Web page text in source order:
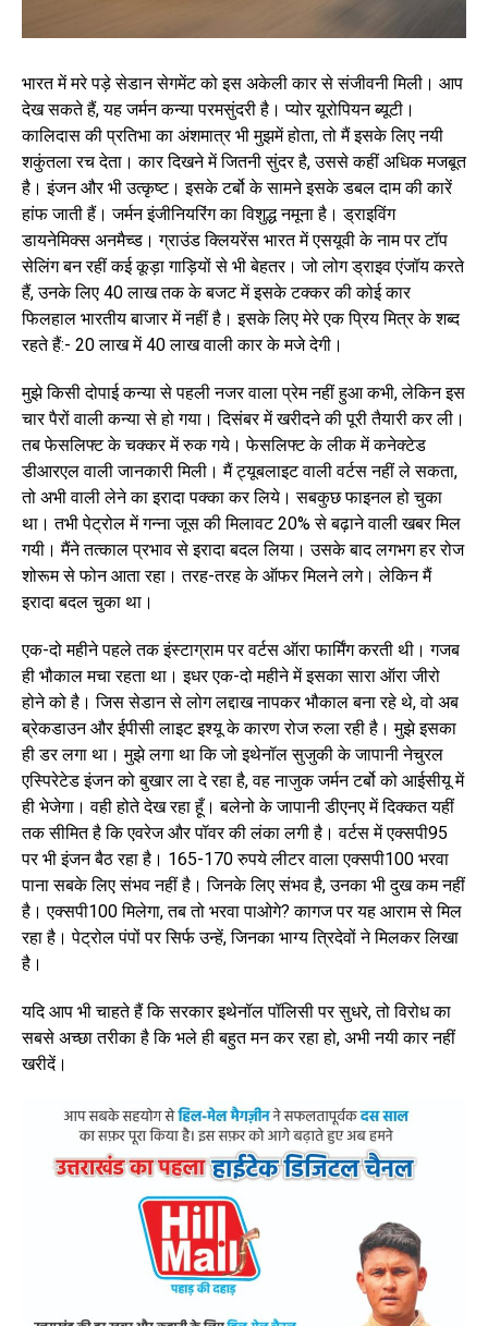
भारत में मरे पड़े सेडान सेगमेंट को इस अकेली कार से संजीवनी मिली। आप
देख सकते हैं, यह जर्मन कन्या परमसुंदरी है। प्योर यूरोपियन ब्यूटी।
कालिदास की प्रतिभा का अंशमात्र भी मुझमें होता, तो मैं इसके लिए नयी
शकुंतला रच देता। कार दिखने में जितनी सुंदर है, उससे कहीं अधिक मजबूत
है। इंजन और भी उत्कृष्ट। इसके टर्बो के सामने इसके डबल दाम की कारें
हांफ जाती हैं। जर्मन इंजीनियरिंग का विशुद्ध नमूना है। ड्राइविंग
डायनेमिक्स अनमैच्ड। ग्राउंड क्लियरेंस भारत में एसयूवी के नाम पर टॉप
सेलिंग बन रहीं कई कूड़ा गाड़ियों से भी बेहतर। जो लोग ड्राइव एंजॉय करते
हैं, उनके लिए 40 लाख तक के बजट में इसके टक्कर की कोई कार
फिलहाल भारतीय बाजार में नहीं है। इसके लिए मेरे एक प्रिय मित्र के शब्द
रहते हैं:- 20 लाख में 40 लाख वाली कार के मजे देगी।
मुझे किसी दोपाई कन्या से पहली नजर वाला प्रेम नहीं हुआ कभी, लेकिन इस
चार पैरों वाली कन्या से हो गया। दिसंबर में खरीदने की पूरी तैयारी कर ली।
तब फेसलिफ्ट के चक्कर में रुक गये। फेसलिफ्ट के लीक में कनेक्टेड
डीआरएल वाली जानकारी मिली। मैं ट्यूबलाइट वाली वर्टस नहीं ले सकता,
तो अभी वाली लेने का इरादा पक्का कर लिये। सबकुछ फाइनल हो चुका
था। तभी पेट्रोल में गन्ना जूस की मिलावट 20% से बढ़ाने वाली खबर मिल
गयी। मैंने तत्काल प्रभाव से इरादा बदल लिया। उसके बाद लगभग हर रोज
शोरूम से फोन आता रहा। तरह-तरह के ऑफर मिलने लगे। लेकिन मैं
इरादा बदल चुका था।
एक-दो महीने पहले तक इंस्टाग्राम पर वर्टस ऑरा फार्मिंग करती थी। गजब
ही भौकाल मचा रहता था। इधर एक-दो महीने में इसका सारा ऑरा जीरो
होने को है। जिस सेडान से लोग लद्दाख नापकर भौकाल बना रहे थे, वो अब
ब्रेकडाउन और ईपीसी लाइट इश्यू के कारण रोज रुला रही है। मुझे इसका
ही डर लगा था। मुझे लगा था कि जो इथेनॉल सुजुकी के जापानी नेचुरल
एस्पिरेटेड इंजन को बुखार ला दे रहा है, वह नाजुक जर्मन टर्बो को आईसीयू में
ही भेजेगा। वही होते देख रहा हूँ। बलेनो के जापानी डीएनए में दिक्कत यहीं
तक सीमित है कि एवरेज और पॉवर की लंका लगी है। वर्टस में एक्सपी95
पर भी इंजन बैठ रहा है। 165-170 रुपये लीटर वाला एक्सपी100 भरवा
पाना सबके लिए संभव नहीं है। जिनके लिए संभव है, उनका भी दुख कम नहीं
है। एक्सपी100 मिलेगा, तब तो भरवा पाओगे? कागज पर यह आराम से मिल
रहा है। पेट्रोल पंपों पर सिर्फ उन्हें, जिनका भाग्य त्रिदेवों ने मिलकर लिखा
है।
यदि आप भी चाहते हैं कि सरकार इथेनॉल पॉलिसी पर सुधरे, तो विरोध का
सबसे अच्छा तरीका है कि भले ही बहुत मन कर रहा हो, अभी नयी कार नहीं
खरीदें।